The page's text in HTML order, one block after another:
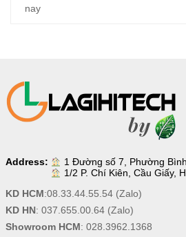
nay
Address:
1 Đường số 7, Phường
1/2 P. Chí Kiên, Cầu Giấy,
KD HCM:08.33.44.55.54(Zalo)
KD HN: 037.655.00.64(Zalo)
Showroom HCM: 028.3962.1368